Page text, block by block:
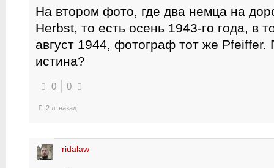
На втором фото, где два немца на
Herbst, то есть осень 1943-го года, в
август 1944, фотограф тот же Pfeiffer.
истина?
0 0
2 л. назад
ridalaw